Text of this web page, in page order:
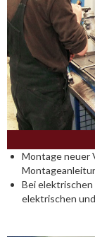
Montage neuer
Bei elektrischen
elektrischen